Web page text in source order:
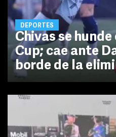
DEPORTES
Chivas se
Cup; cae ante
borde de la